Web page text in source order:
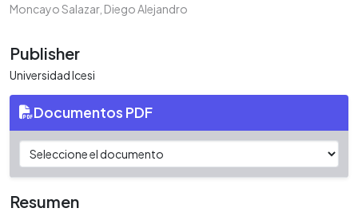
Moncayo Salazar, Diego Alejandro
Publisher
Universidad Icesi
Documentos PDF
Resumen